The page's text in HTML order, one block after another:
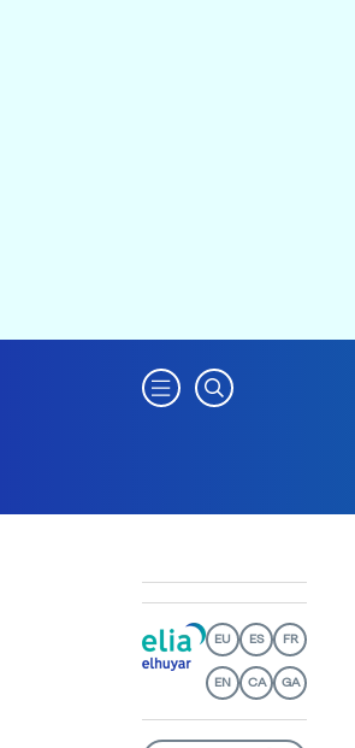
EU ES FR
EN CA GA